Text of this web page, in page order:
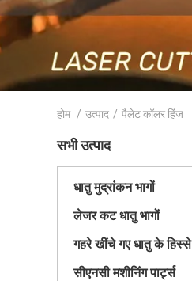
होम / उत्पाद / पैलेट कॉलर हिंज
सभी उत्पाद
धातु मुद्रांकन भागों
लेजर कट धातु भागों
गहरे खींचे गए धातु के हिस्से
सीएनसी मशीनिंग पार्ट्स